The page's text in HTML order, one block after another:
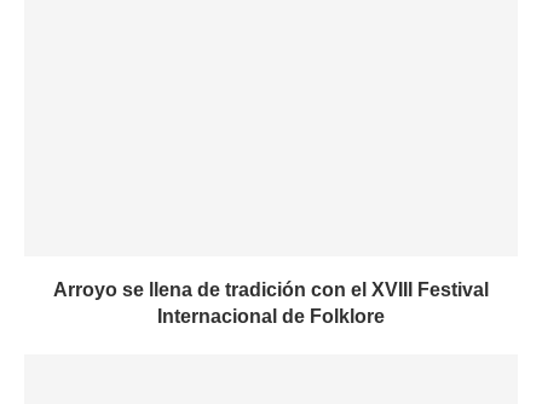
Arroyo se llena de tradición con el XVIII Festival
Internacional de Folklore